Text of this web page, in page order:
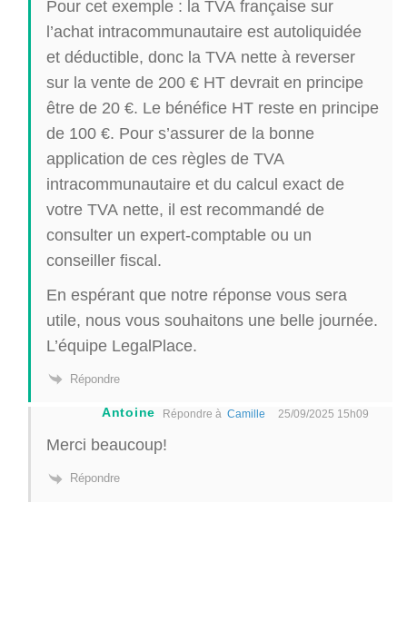
Pour cet exemple : la TVA française sur
l’achat intracommunautaire est autoliquidée
et déductible, donc la TVA nette à reverser
sur la vente de 200 € HT devrait en principe
être de 20 €. Le bénéfice HT reste en principe
de 100 €. Pour s’assurer de la bonne
application de ces règles de TVA
intracommunautaire et du calcul exact de
votre TVA nette, il est recommandé de
consulter un expert-comptable ou un
conseiller fiscal.
En espérant que notre réponse vous sera
utile, nous vous souhaitons une belle journée.
L’équipe LegalPlace.
Répondre
Antoine Répondre à Camille 25/09/2025 15h09
Merci beaucoup!
Répondre